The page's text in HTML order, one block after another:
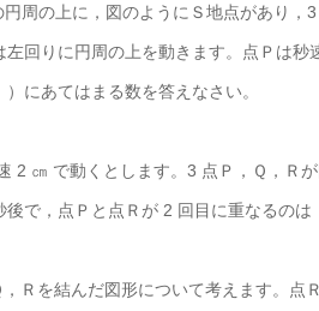
周の上に，図のようにＳ地点があり，
左回りに円周の上を動きます。点Ｐは
にあてはまる数を答えなさい。
2 ㎝ で動くとします。3 点Ｐ，Ｑ，Ｒ
後で，点Ｐと点Ｒが 2 回目に重なるのは
Ｒを結んだ図形について考えます。点